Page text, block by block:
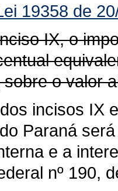
19358 de
IX, o
o valor
incisos IX
Paraná
e a
nº 190,